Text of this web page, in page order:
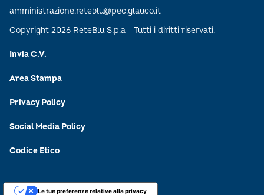
amministrazione.reteblu@pec.glauco.it
Copyright 2026 ReteBlu S.p.a - Tutti i diritti riservati.
Invia C.V.
Area Stampa
Privacy Policy
Social Media Policy
Codice Etico
Le tue preferenze relative alla privacy